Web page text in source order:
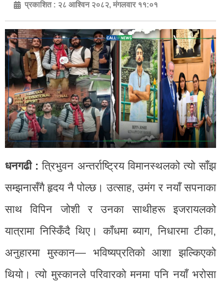
प्रकाशित : २८ आश्विन २०८२, मंगलवार ११:०१
धनगढी :त्रिभुवन अन्तर्राष्ट्रिय विमानस्थलको त्यो साँझ
सम्झनासँगै हृदय नै पोल्छ। उत्साह, उमंग र नयाँ सपनाका
साथ विपिन जोशी र उनका साथीहरू इजरायलको
यात्रामा निस्किँदै थिए। काँधमा ब्याग, निधारमा टीका,
अनुहारमा मुस्कान— भविष्यप्रतिको आशा झल्किएको
थियो। त्यो मुस्कानले परिवारको मनमा पनि नयाँ भरोसा